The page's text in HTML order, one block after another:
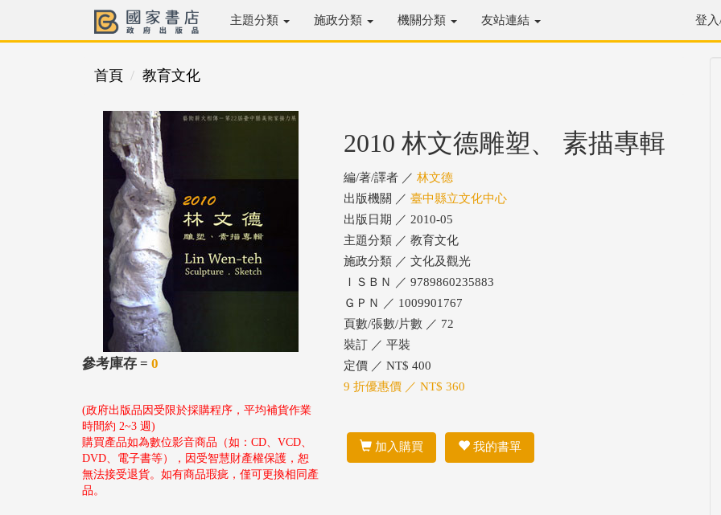
主題分類 施政分類 機關分類 友站連結 登
首頁 教育文化
參考庫存 = 0
(政府出版品因受限於採購程序，平均補貨作業
時間約 2~3 週)
購買產品如為數位影音商品（如：CD、VCD、
DVD、電子書等），因受智慧財產權保護，恕
無法接受退貨。如有商品瑕疵，僅可更換相同產
品。
2010 林文德雕塑、 素描專輯
編/著/譯者 ／ 林文德
出版機關 ／ 臺中縣立文化中心
出版日期 ／ 2010-05
主題分類 ／ 教育文化
施政分類 ／ 文化及觀光
ＩＳＢＮ ／ 9789860235883
ＧＰＮ ／ 1009901767
頁數/張數/片數 ／ 72
裝訂 ／ 平裝
定價 ／ NT$ 400
9 折優惠價 ／ NT$ 360
加入購買 我的書單